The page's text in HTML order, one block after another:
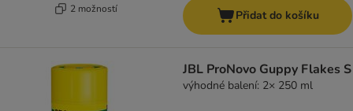
2 možností Přidat do košíku
JBL ProNovo Guppy Flakes S
výhodné balení: 2× 250 ml